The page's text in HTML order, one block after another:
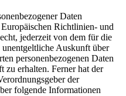
Daten
Richtlinien- und
jederzeit von dem für die
Auskunft über
personenbezogenen Daten
zu erhalten. Ferner hat der
der
folgende Informationen